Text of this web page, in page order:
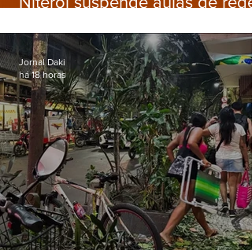
ventos fortes nesta sexta (7)
Jornal Daki
há 18 horas